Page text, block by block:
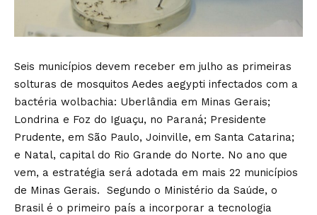
Seis municípios devem receber em julho as primeiras
solturas de mosquitos Aedes aegypti infectados com a
bactéria wolbachia: Uberlândia em Minas Gerais;
Londrina e Foz do Iguaçu, no Paraná; Presidente
Prudente, em São Paulo, Joinville, em Santa Catarina;
e Natal, capital do Rio Grande do Norte. No ano que
vem, a estratégia será adotada em mais 22 municípios
de Minas Gerais. Segundo o Ministério da Saúde, o
Brasil é o primeiro país a incorporar a tecnologia